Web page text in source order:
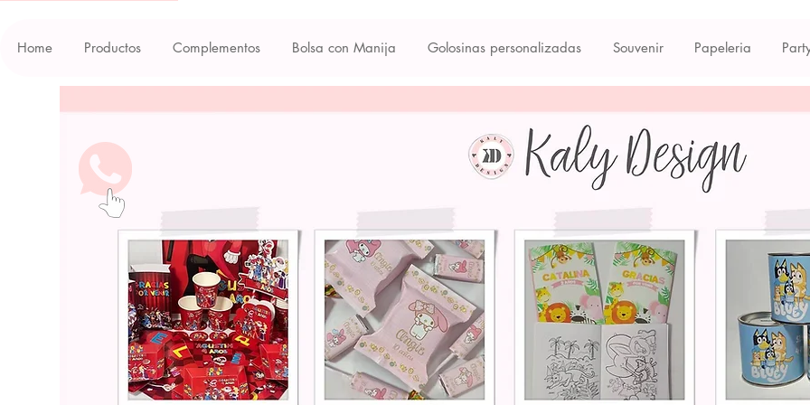
Home Productos Complementos Bolsa con Manija Golosinas personalizadas Souvenir Papeleria